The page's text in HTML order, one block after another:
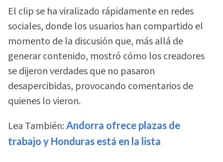
El clip se ha viralizado rápidamente en redes
sociales, donde los usuarios han compartido el
momento de la discusión que, más allá de
generar contenido, mostró cómo los creadores
se dijeron verdades que no pasaron
desapercibidas, provocando comentarios de
quienes lo vieron.
Lea También: Andorra ofrece plazas de
trabajo y Honduras está en la lista